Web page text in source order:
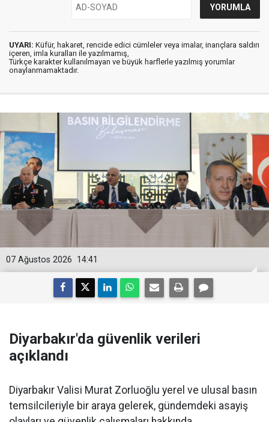
UYARI: Küfür, hakaret, rencide edici cümleler veya imalar, inançlara saldırı
içeren, imla kuralları ile yazılmamış,
Türkçe karakter kullanılmayan ve büyük harflerle yazılmış yorumlar
onaylanmamaktadır.
14:41
07 Ağustos 2026
Diyarbakır'da güvenlik verileri
açıklandı
Diyarbakır Valisi Murat Zorluoğlu yerel ve ulusal basın
temsilcileriyle bir araya gelerek, gündemdeki asayiş